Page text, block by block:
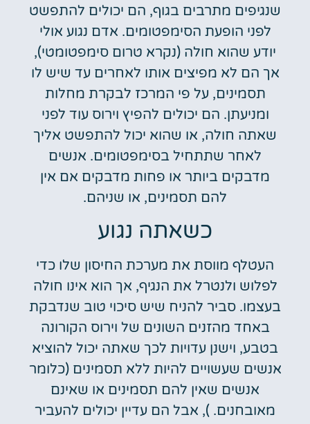
שנגיפים מתרבים בגוף, הם יכולים להתפשט
לפני הופעת הסימפטומים. אדם נגוע אולי
יודע שהוא חולה (נקרא טרום סימפטומטי),
אך הם לא מפיצים אותו לאחרים עד שיש לו
תסמינים, על פי המרכז לבקרת מחלות
ומניעתן. הם יכולים להפיץ וירוס עוד לפני
שאתה חולה, או שהוא יכול להתפשט אליך
לאחר שתתחיל בסימפטומים. אנשים
מדבקים ביותר או פחות מדבקים אם אין
להם תסמינים, או שניהם.
כשאתה נגוע
העטלף מווסת את מערכת החיסון שלו כדי
לפלוש ולנטרל את הנגיף, אך הוא אינו חולה
בעצמו. סביר להניח שיש סיכוי טוב שנדבקת
באחד מהזנים השונים של וירוס הקורונה
בטבע, וישנן עדויות לכך שאתה יכול להוציא
אנשים שעשויים להיות ללא תסמינים (כלומר
אנשים שאין להם תסמינים או שאינם
מאובחנים. ), אבל הם עדיין יכולים להעביר